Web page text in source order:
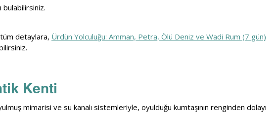
bulabilirsiniz.
detaylara, Ürdün Yolculuğu: Amman, Petra, Ölü Deniz ve Wadi Rum (7 gün)
Kenti
mimarisi ve su kanalı sistemleriyle, oyulduğu kumtaşının renginden dolayı